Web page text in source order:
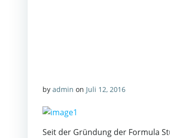
by admin on Juli 12, 2016
Seit der Gründung der Formula